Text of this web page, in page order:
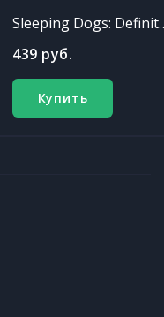
Sleeping
439 руб.
Купить